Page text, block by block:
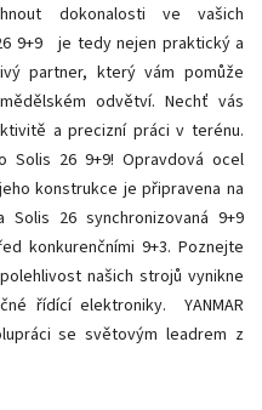
dokonalosti ve vašich
9+9 je tedy nejen praktický a
partner, který vám pomůže
odvětví. Nechť vás
a precizní práci v terénu.
26 9+9! Opravdová ocel
konstrukce je připravena na
Solis 26 synchronizovaná 9+9
konkurenčními 9+3. Poznejte
našich strojů vynikne
řídící elektroniky. YANMAR
se světovým leadrem z